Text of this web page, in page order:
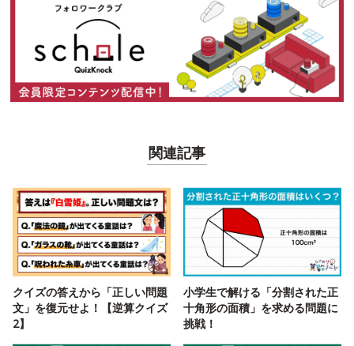
関連記事
クイズの答えから「正しい問題
文」を復元せよ！【逆算クイズ
2】
小学生で解ける「分割された正
十角形の面積」を求める問題に
挑戦！